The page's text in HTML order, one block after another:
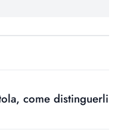
come distinguerli